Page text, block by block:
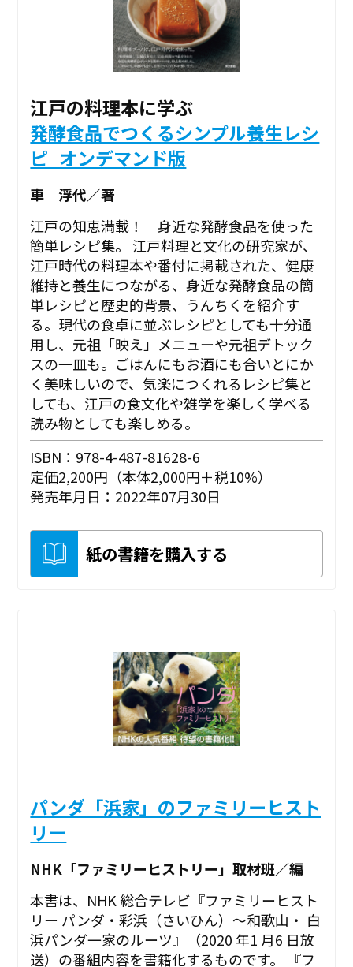
江戸の料理本に学ぶ
発酵食品でつくるシンプル養生レシ
ピ_オンデマンド版
車 浮代／著
江戸の知恵満載！ 身近な発酵食品を使った
簡単レシピ集。 江戸料理と文化の研究家が、
江戸時代の料理本や番付に掲載された、健康
維持と養生につながる、身近な発酵食品の簡
単レシピと歴史的背景、うんちくを紹介す
る。現代の食卓に並ぶレシピとしても十分通
用し、元祖「映え」メニューや元祖デトック
スの一皿も。ごはんにもお酒にも合いとにか
く美味しいので、気楽につくれるレシピ集と
しても、江戸の食文化や雑学を楽しく学べる
読み物としても楽しめる。
ISBN：978-4-487-81628-6
定価2,200円（本体2,000円＋税10%）
発売年月日：2022年07月30日
紙の書籍を購入する
パンダ「浜家」のファミリーヒスト
リー
NHK「ファミリーヒストリー」取材班／編
本書は、NHK 総合テレビ『ファミリーヒスト
リー パンダ・彩浜（さいひん）〜和歌山・ 白
浜パンダ一家のルーツ』（2020 年1 月6 日放
送）の番組内容を書籍化するものです。 『フ